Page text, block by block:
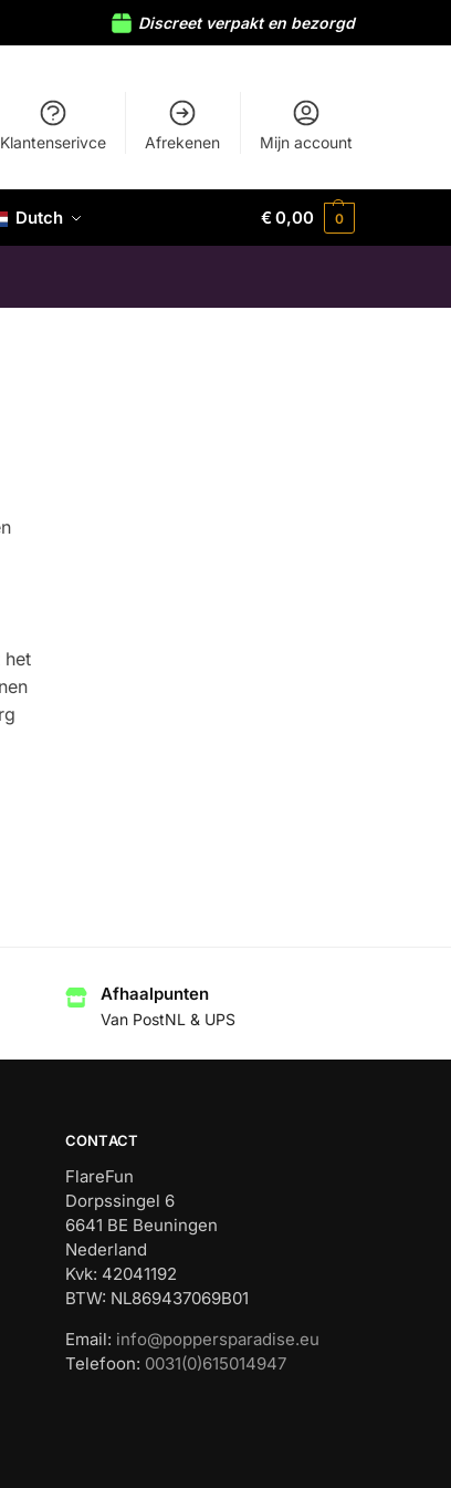
Discreet verpakt en bezorgd
Klantenserivce
Afrekenen Mijn account
Dutch €0,00 0
het
Afhaalpunten
Van PostNL & UPS
CONTACT
FlareFun
Dorpssingel 6
6641 BE Beuningen
Nederland
Kvk: 42041192
BTW: NL869437069B01
Email: info@poppersparadise.eu
Telefoon: 0031(0)615014947